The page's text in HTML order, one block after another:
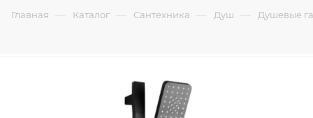
Главная — Каталог — Сантехника — Душ — Душевые